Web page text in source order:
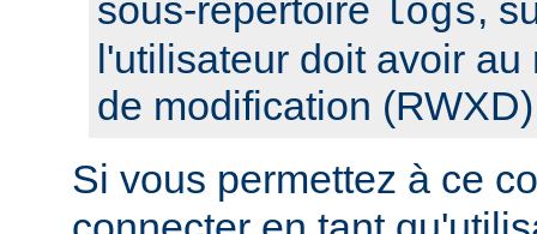
sous-répertoire logs,
l'utilisateur doit avoir
de modification
Si vous permettez à ce